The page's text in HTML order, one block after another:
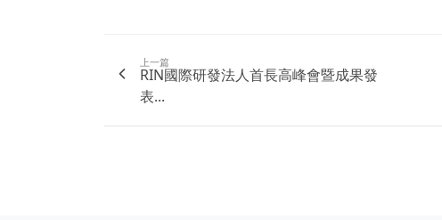
上一篇
RIN國際研發法人首長高峰會暨成果發
表...